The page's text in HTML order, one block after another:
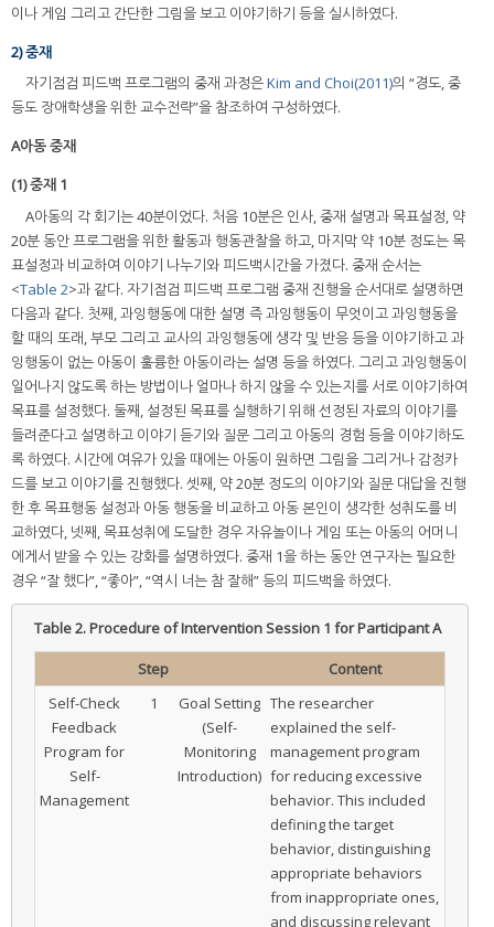
이나 게임 그리고 간단한 그림을 보고 이야기하기 등을 실시하였다.
2) 중재
자기점검 피드백 프로그램의 중재 과정은Kim and Choi(2011)의 “경도, 중
등도 장애학생을 위한 교수전략”을 참조하여 구성하였다.
A아동 중재
(1) 중재 1
A아동의 각 회기는 40분이었다. 처음 10분은 인사, 중재 설명과 목표설정, 약
20분 동안 프로그램을 위한 활동과 행동관찰을 하고, 마지막 약 10분 정도는 목
표설정과 비교하여 이야기 나누기와 피드백시간을 가졌다. 중재 순서는
<Table 2>과 같다. 자기점검 피드백 프로그램 중재 진행을 순서대로 설명하면
다음과 같다. 첫째, 과잉행동에 대한 설명 즉 과잉행동이 무엇이고 과잉행동을
할 때의 또래, 부모 그리고 교사의 과잉행동에 생각 및 반응 등을 이야기하고 과
잉행동이 없는 아동이 훌륭한 아동이라는 설명 등을 하였다. 그리고 과잉행동이
일어나지 않도록 하는 방법이나 얼마나 하지 않을 수 있는지를 서로 이야기하여
목표를 설정했다. 둘째, 설정된 목표를 실행하기 위해 선정된 자료의 이야기를
들려준다고 설명하고 이야기 듣기와 질문 그리고 아동의 경험 등을 이야기하도
록 하였다. 시간에 여유가 있을 때에는 아동이 원하면 그림을 그리거나 감정카
드를 보고 이야기를 진행했다. 셋째, 약 20분 정도의 이야기와 질문 대답을 진행
한 후 목표행동 설정과 아동 행동을 비교하고 아동 본인이 생각한 성취도를 비
교하였다, 넷째, 목표성취에 도달한 경우 자유놀이나 게임 또는 아동의 어머니
에게서 받을 수 있는 강화를 설명하였다. 중재 1을 하는 동안 연구자는 필요한
경우 “잘 했다”, “좋아”, “역시 너는 참 잘해” 등의 피드백을 하였다.
Table 2.Procedure of Intervention Session 1 for Participant A
Step
Content
Self-Check
Feedback
Program for
Self-
Management
1
Goal Setting
(Self-
Monitoring
Introduction)
The researcher
explained the self-
management program
for reducing excessive
behavior. This included
defining the target
behavior, distinguishing
appropriate behaviors
from inappropriate ones,
and discussing relevant